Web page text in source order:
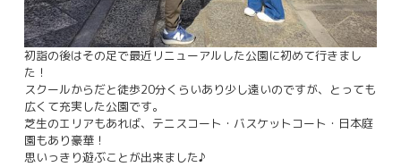
初詣の後はその足で最近リニューアルした公園に初めて行きまし
た！
スクールからだと徒歩20分くらいあり少し遠いのですが、とっても
広くて充実した公園です。
芝生のエリアもあれば、テニスコート・バスケットコート・日本庭
園もあり豪華！
思いっきり遊ぶことが出来ました♪